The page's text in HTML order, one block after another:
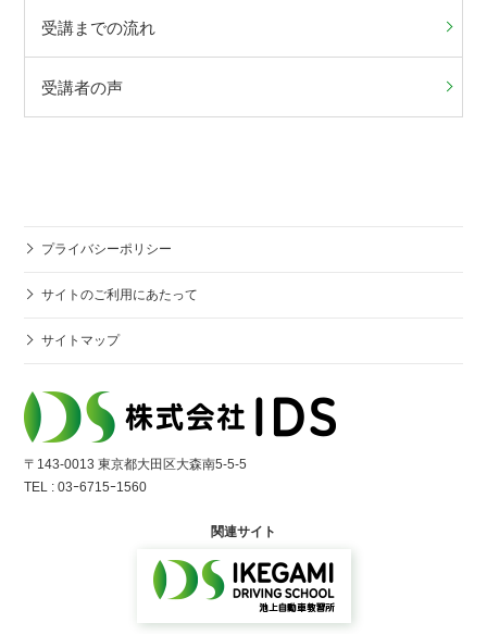
受講までの流れ
受講者の声
プライバシーポリシー
サイトのご利用にあたって
サイトマップ
〒143-0013 東京都⼤⽥区⼤森南5-5-5
TEL : 03ｰ6715ｰ1560
関連サイト